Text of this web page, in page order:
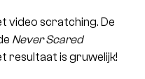
video scratching. De
Never Scared
resultaat is gruwelijk!